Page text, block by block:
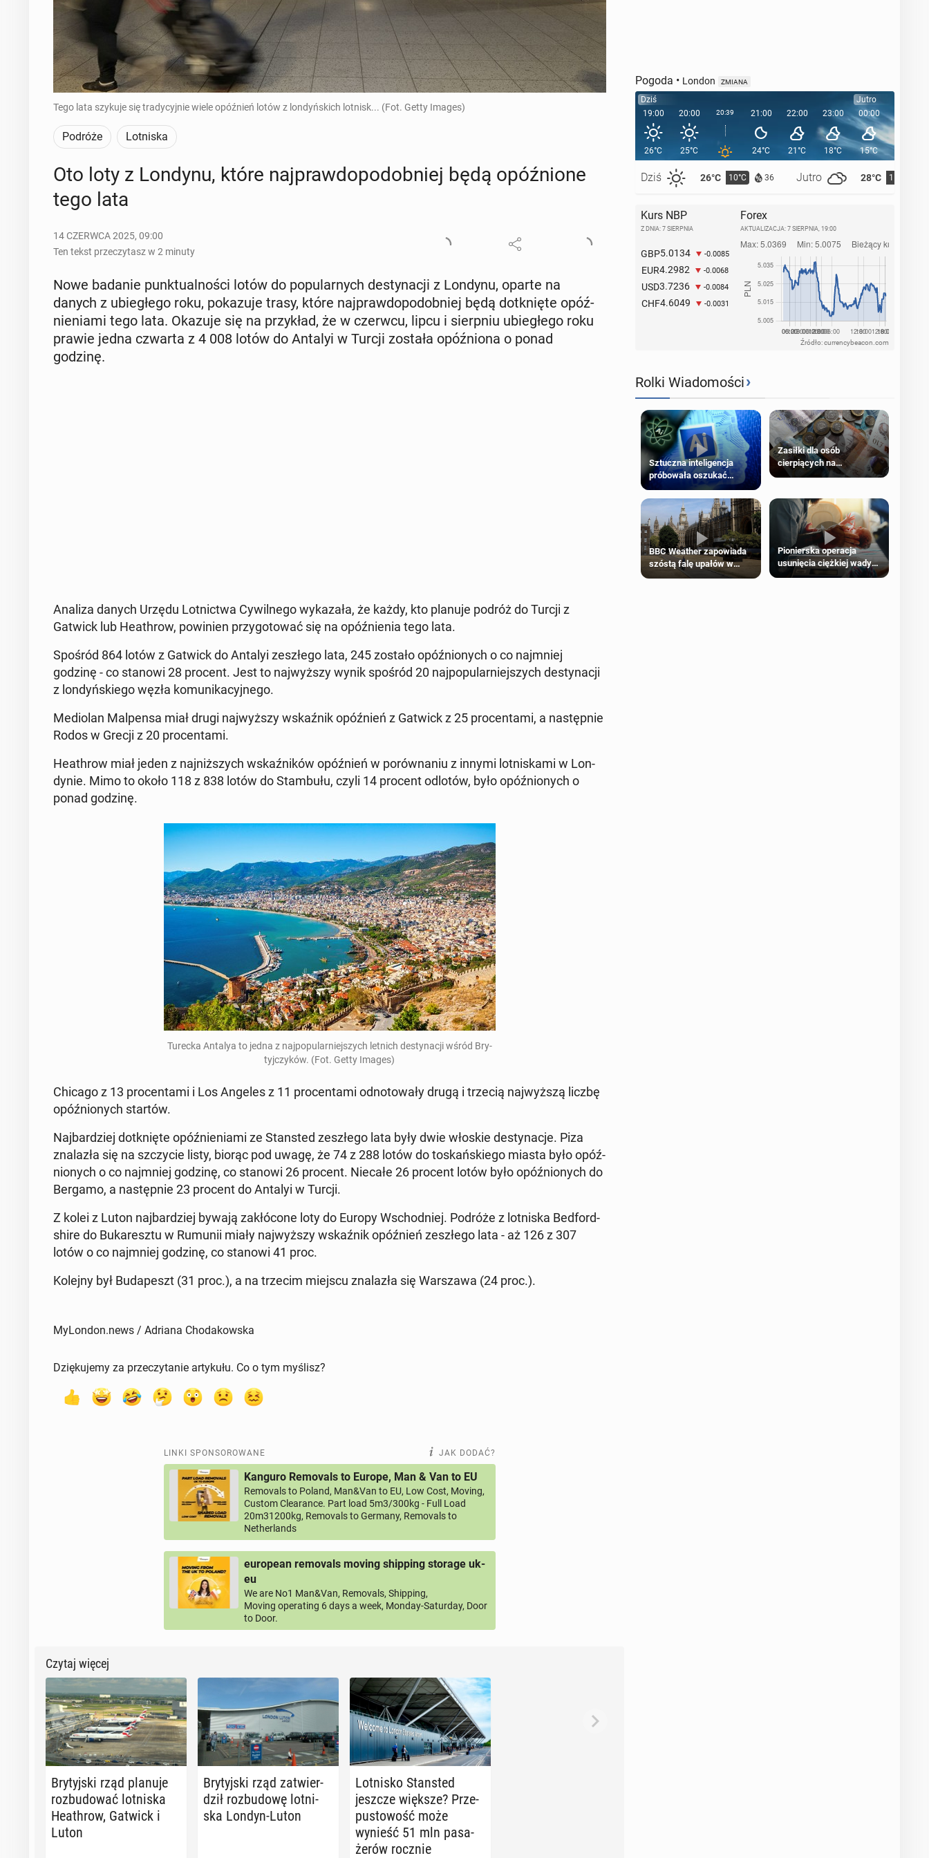
Tego lata szykuje się tradycyjnie wiele opóźnień lotów z londyńskich lotnisk... (Fot. Getty Images)
Podróże Lotniska
Oto loty z Londynu, które naj­praw­do­po­dob­niej będą opóź­nio­ne
tego lata
14 CZERWCA 2025, 09:00
Ten tekst przeczytasz w 2 minuty
Nowe badanie punk­tu­al­no­ści lotów do po­pu­lar­nych de­sty­na­cji z Londynu, oparte na
danych z ubie­głe­go roku, po­ka­zu­je trasy, które naj­praw­do­po­dob­niej będą do­tknię­te opóź­
nie­nia­mi tego lata. Okazuje się na przy­kład, że w czerwcu, lipcu i sierp­niu ubie­głe­go roku
prawie jedna czwarta z 4 008 lotów do Antalyi w Turcji została opóź­nio­na o ponad
godzinę.
Analiza danych Urzędu Lot­nic­twa Cy­wil­ne­go wy­ka­za­ła, że każdy, kto planuje podróż do Turcji z
Gatwick lub He­ath­row, po­wi­nien przy­go­to­wać się na opóź­nie­nia tego lata.
Spośród 864 lotów z Gatwick do Antalyi ze­szłe­go lata, 245 zostało opóź­nio­nych o co naj­mniej
godzinę - co stanowi 28 procent. Jest to naj­wyż­szy wynik spośród 20 naj­po­pu­lar­niej­szych de­sty­na­cji
z lon­dyń­skie­go węzła ko­mu­ni­ka­cyj­ne­go.
Me­dio­lan Mal­pen­sa miał drugi naj­wyż­szy wskaź­nik opóź­nień z Gatwick z 25 pro­cen­ta­mi, a na­stęp­nie
Rodos w Grecji z 20 pro­cen­ta­mi.
He­ath­row miał jeden z naj­niż­szych wskaź­ni­ków opóź­nień w po­rów­na­niu z innymi lot­ni­ska­mi w Lon­
dy­nie. Mimo to około 118 z 838 lotów do Stam­bu­łu, czyli 14 procent odlotów, było opóź­nio­nych o
ponad godzinę.
Turecka Antalya to jedna z naj­po­pu­lar­niej­szych letnich de­sty­na­cji wśród Bry­
tyj­czy­ków. (Fot. Getty Images)
Chicago z 13 pro­cen­ta­mi i Los Angeles z 11 pro­cen­ta­mi od­no­to­wa­ły drugą i trzecią naj­wyż­szą liczbę
opóź­nio­nych startów.
Naj­bar­dziej do­tknię­te opóź­nie­nia­mi ze Stan­sted ze­szłe­go lata były dwie włoskie de­sty­na­cje. Piza
zna­la­zła się na szczy­cie listy, biorąc pod uwagę, że 74 z 288 lotów do to­skań­skie­go miasta było opóź­
nio­nych o co naj­mniej godzinę, co stanowi 26 procent. Niecałe 26 procent lotów było opóź­nio­nych do
Bergamo, a na­stęp­nie 23 procent do Antalyi w Turcji.
Z kolei z Luton naj­bar­dziej bywają za­kłó­co­ne loty do Europy Wschod­niej. Podróże z lot­ni­ska Bed­ford­
shi­re do Bu­ka­resz­tu w Rumunii miały naj­wyż­szy wskaź­nik opóź­nień ze­szłe­go lata - aż 126 z 307
lotów o co naj­mniej godzinę, co stanowi 41 proc.
Kolejny był Bu­da­peszt (31 proc.), a na trzecim miejscu zna­la­zła się War­sza­wa (24 proc.).
MyLondon.news / Adriana Chodakowska
Dziękujemy za przeczytanie artykułu. Co o tym myślisz?
LINKI SPONSOROWANE JAK DODAĆ?
Kanguro Removals to Europe, Man & Van to EU
Removals to Poland, Man&Van to EU, Low Cost, Moving,
Custom Clearance. Part load 5m3/300kg - Full Load
20m31200kg, Removals to Germany, Removals to
Netherlands
european removals moving shipping storage uk-
eu
We are No1 Man&Van, Removals, Shipping,
Moving operating 6 days a week, Monday-Saturday, Door
to Door.
Czytaj więcej
Bry­tyj­ski rząd planuje
roz­bu­do­wać lot­ni­ska
He­ath­row, Gatwick i
Luton
Bry­tyj­ski rząd za­twier­
dził roz­bu­do­wę lot­ni­
ska Londyn-Luton
Lot­ni­sko Stan­sted
jeszcze większe? Prze­
pu­sto­wość może
wynieść 51 mln pa­sa­
że­rów rocznie
Pogoda • London ZMIANA
Dziś
19:00
26°C
Dziś 26°C 10°C 36 Jutro 28°C 11°C
20:00
25°C
20:39 21:00
24°C
22:00
21°C
23:00
18°C
Jutro
00:00
15°C
01:00
Kurs NBP
Z DNIA: 7 SIERPNIA
GBP5.0134 -0.0085
EUR4.2982 -0.0068
USD3.7236 -0.0084
CHF4.6049 -0.0031
Forex
AKTUALIZACJA: 7 SIERPNIA, 19:00
Źródło: currencybeacon.com
Rolki Wiadomości›
Sztuczna inteligencja
próbowała oszukać
człowieka
Zasiłki dla osób
cierpiących na
schorzenia psychiczne
BBC Weather zapowiada
szóstą falę upałów w
Londynie
Pionierska operacja
usunięcia ciężkiej wady
wrodzonej płodu w łonie